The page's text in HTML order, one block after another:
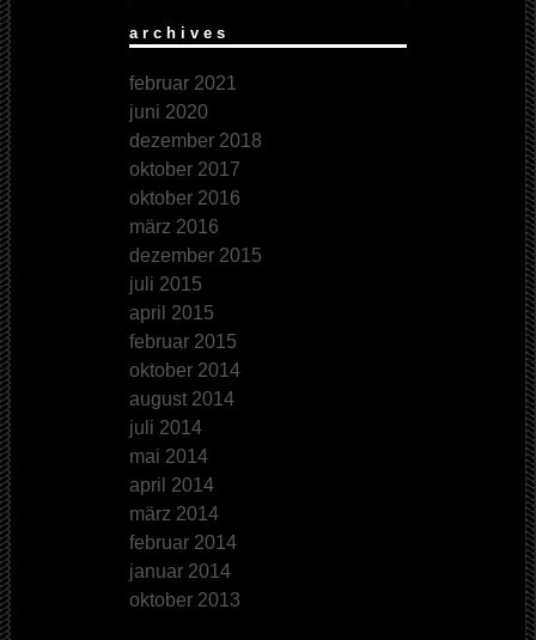
archives
februar 2021
juni 2020
dezember 2018
oktober 2017
oktober 2016
märz 2016
dezember 2015
juli 2015
april 2015
februar 2015
oktober 2014
august 2014
juli 2014
mai 2014
april 2014
märz 2014
februar 2014
januar 2014
oktober 2013